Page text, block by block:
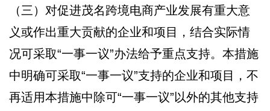
（三）对促进茂名跨境电商产业发展有重大意
义或作出重大贡献的企业和项目，结合实际情
况可采取“一事一议”办法给予重点支持。本措施
中明确可采取“一事一议”支持的企业和项目，不
再适用本措施中除可“一事一议”以外的其他支持